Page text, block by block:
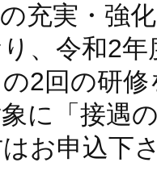
充実・強
、令和2
の2回の研
に「接遇
お申込下